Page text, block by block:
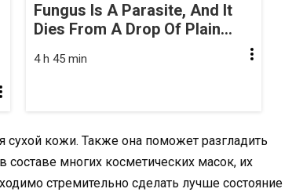
Fungus Is A Parasite, And It
Dies From A Drop Of Plain...
4 h 45 min
кожи. Также она поможет разгладить
многих косметических масок, их
стремительно сделать лучше состояние